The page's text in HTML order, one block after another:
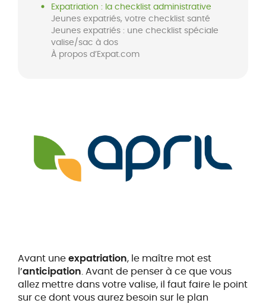
Expatriation : la checklist administrative
Jeunes expatriés, votre checklist santé
Jeunes expatriés : une checklist spéciale
valise/sac à dos
À propos d’Expat.com
Avant uneexpatriation, le maître mot est
l’anticipation. Avant de penser à ce que vous
allez mettre dans votre valise, il faut faire le point
sur ce dont vous aurez besoin sur le plan